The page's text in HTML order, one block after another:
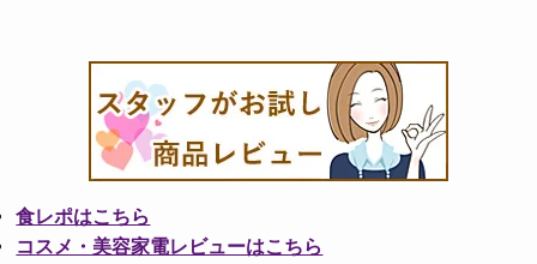
食レポはこちら
コスメ・美容家電レビューはこちら